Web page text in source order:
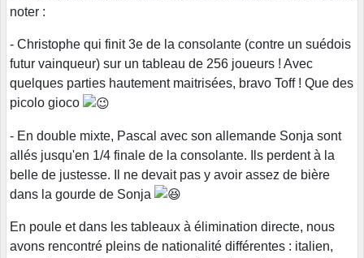
noter :
- Christophe qui finit 3e de la consolante (contre un suédois
futur vainqueur) sur un tableau de 256 joueurs ! Avec
quelques parties hautement maitrisées, bravo Toff ! Que des
picolo gioco
- En double mixte, Pascal avec son allemande Sonja sont
allés jusqu'en 1/4 finale de la consolante. Ils perdent à la
belle de justesse. Il ne devait pas y avoir assez de bière
dans la gourde de Sonja
En poule et dans les tableaux à élimination directe, nous
avons rencontré pleins de nationalité différentes : italien,